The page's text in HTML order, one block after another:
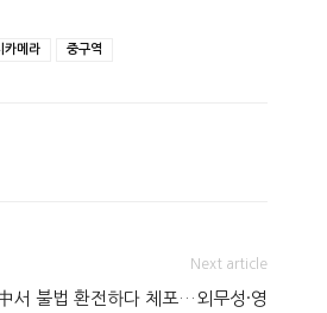
카메라 중구역
Next article
서 불법 환전하다 체포…외무성·영